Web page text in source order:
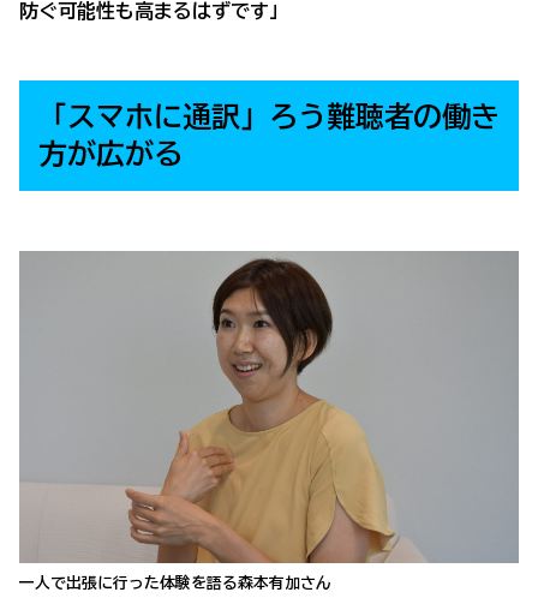
防ぐ可能性も高まるはずです」
「スマホに通訳」ろう難聴者の働き
方が広がる
一人で出張に行った体験を語る森本有加さん